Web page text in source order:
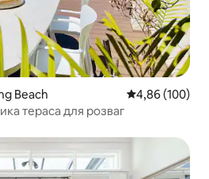
Beach Середня
4,86 (100)
тераса для розваг